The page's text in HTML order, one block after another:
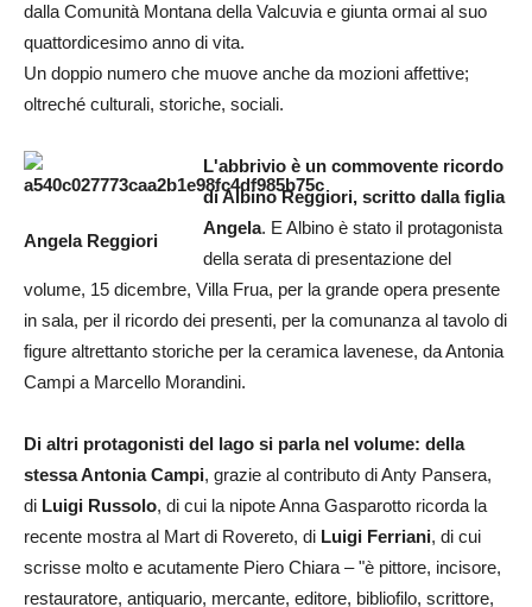
dalla Comunità Montana della Valcuvia e giunta ormai al suo
quattordicesimo anno di vita.
Un doppio numero che muove anche da mozioni affettive;
oltreché culturali, storiche, sociali.
Angela Reggiori
L'abbrivio è un commovente ricordo
di Albino Reggiori, scritto dalla figlia
Angela. E Albino è stato il protagonista
della serata di presentazione del
volume, 15 dicembre, Villa Frua, per la grande opera presente
in sala, per il ricordo dei presenti, per la comunanza al tavolo di
figure altrettanto storiche per la ceramica lavenese, da Antonia
Campi a Marcello Morandini.
Di altri protagonisti del lago si parla nel volume: della
stessa Antonia Campi, grazie al contributo di Anty Pansera,
di Luigi Russolo, di cui la nipote Anna Gasparotto ricorda la
recente mostra al Mart di Rovereto, di Luigi Ferriani, di cui
scrisse molto e acutamente Piero Chiara – "è pittore, incisore,
restauratore, antiquario, mercante, editore, bibliofilo, scrittore,